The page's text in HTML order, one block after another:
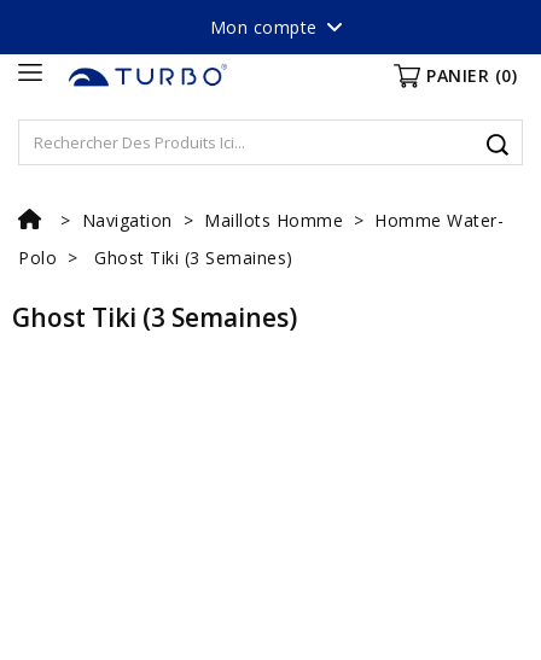
Mon compte
PANIER (0)
Navigation Maillots Homme
Homme Water-
Polo
Ghost Tiki (3 Semaines)
Ghost Tiki (3 Semaines)